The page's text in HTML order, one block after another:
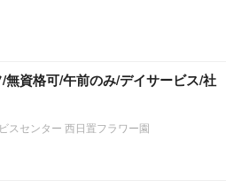
無資格可/午前のみ/デイサービス/社
スセンター 西日置フラワー園